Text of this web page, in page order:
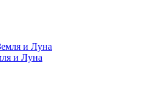
и Луна